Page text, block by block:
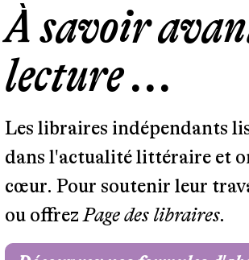
À savoir
lecture ...
Les libraires indépendants
dans l'actualité littéraire et
cœur. Pour soutenir leur
ou offrezPage des libraires.